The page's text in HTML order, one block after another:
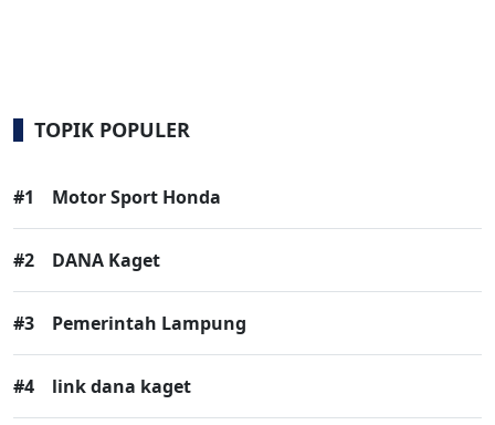
TOPIK POPULER
#1 Motor Sport Honda
#2 DANA Kaget
#3 Pemerintah Lampung
#4 link dana kaget